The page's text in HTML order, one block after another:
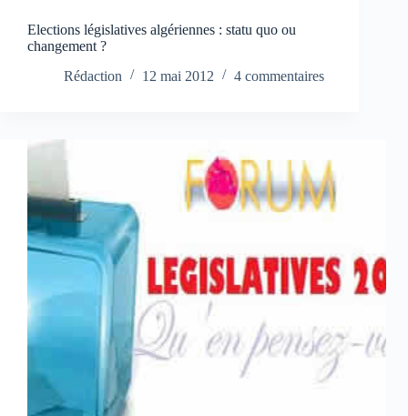
Elections législatives algériennes : statu quo ou
changement ?
Rédaction
12 mai 2012 4 commentaires